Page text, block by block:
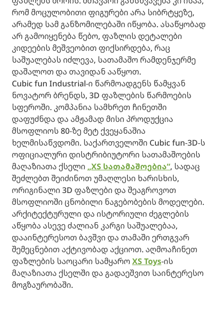
რომ მოცულობითი ფიგურები არა სიბრტყეზე,
არამედ სამ განზომილებაში იწყობა. ასაწყობად
არ გამოიყენება წებო, ფაზლის დეტალები
კიდეების მეშვეობით ფიქსირდება, რაც
საშუალებას იძლევა, სათამაშო რამდენჯერმე
დაშალოთ და თავიდან ააწყოთ.
Cubic fun Industrial-ი წარმოადგენს წამყვან
ნოვატორ ბრენდს, 3D ფაზლების წარმოების
სფეროში. კომპანია სამხრეთ ჩინეთში
დაფუძნდა და ამჟამად მისი პროდუქცია
მსოფლიოს 80-ზე მეტ ქვეყანაშია
ხელმისაწვდომი. საქართველოში Cubic fun-3D-ს
ოფიციალური დისტრიბიუტორი სათამაშოების
მაღაზიათა ქსელი „XS სათამაშოებია“, სადაც
შეძლებთ შეიძინოთ უმაღლესი ხარისხის,
ორიგინალი 3D ფაზლები და შეაგროვოთ
მსოფლიოში ცნობილი ნაგებობების მოდელები.
არქიტექტურული და ისტორიული ძეგლების
აწყობა ასევე ძალიან კარგი საშუალებაა,
დააინტერესოთ ბავშვი და თამაში ერთგვარ
შემეცნებით აქტივობად აქციოთ. აღმოაჩინეთ
ფაზლების საოცარი სამყარო XS Toys-ის
მაღაზიათა ქსელში და გადაეშვით საინტერესო
მოგზაურობაში.